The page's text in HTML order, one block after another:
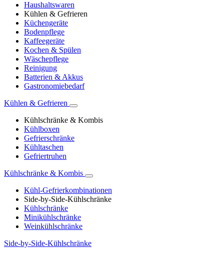
Haushaltswaren
Kühlen & Gefrieren
Küchengeräte
Bodenpflege
Kaffeegeräte
Kochen & Spülen
Wäschepflege
Reinigung
Batterien & Akkus
Gastronomiebedarf
Kühlen & Gefrieren
Kühlschränke & Kombis
Kühlboxen
Gefrierschränke
Kühltaschen
Gefriertruhen
Kühlschränke & Kombis
Kühl-Gefrierkombinationen
Side-by-Side-Kühlschränke
Kühlschränke
Minikühlschränke
Weinkühlschränke
Side-by-Side-Kühlschränke